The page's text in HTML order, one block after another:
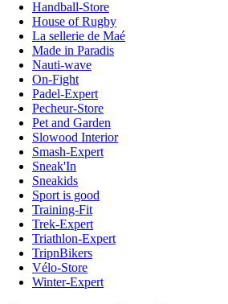
Handball-Store
House of Rugby
La sellerie de Maé
Made in Paradis
Nauti-wave
On-Fight
Padel-Expert
Pecheur-Store
Pet and Garden
Slowood Interior
Smash-Expert
Sneak'In
Sneakids
Sport is good
Training-Fit
Trek-Expert
Triathlon-Expert
TripnBikers
Vélo-Store
Winter-Expert